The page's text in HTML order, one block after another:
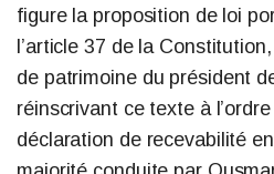
figure la proposition de loi
l’article 37 de la
de patrimoine du président
réinscrivant ce texte à
déclaration de recevabilité